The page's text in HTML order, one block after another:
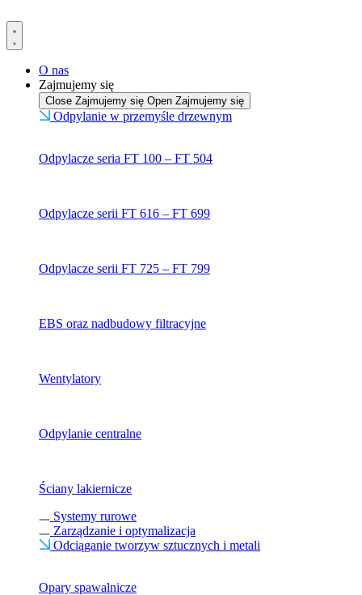
do
treści
O nas
Zajmujemy się
Close Zajmujemy się Open Zajmujemy się
Odpylanie w przemyśle drzewnym
Odpylacze seria FT 100 – FT 504
Odpylacze serii FT 616 – FT 699
Odpylacze serii FT 725 – FT 799
EBS oraz nadbudowy filtracyjne
Wentylatory
Odpylanie centralne
Ściany lakiernicze
Systemy rurowe
Zarządzanie i optymalizacja
Odciąganie tworzyw sztucznych i metali
Opary spawalnicze